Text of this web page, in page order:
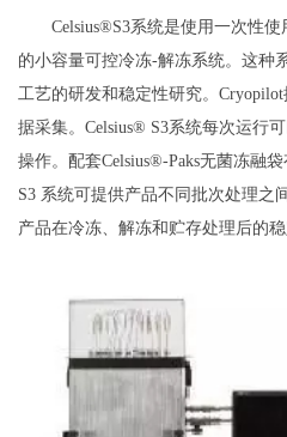
Celsius®S3系统是使用一次性
的小容量可控冷冻-解冻系统。这种
工艺的研发和稳定性研究。
据采集。Celsius® S3系统每次运行
操作。配套Celsius®-Paks无菌冻融
S3 系统可提供产品不同批次处理之
产品在冷冻、解冻和贮存处理后的稳